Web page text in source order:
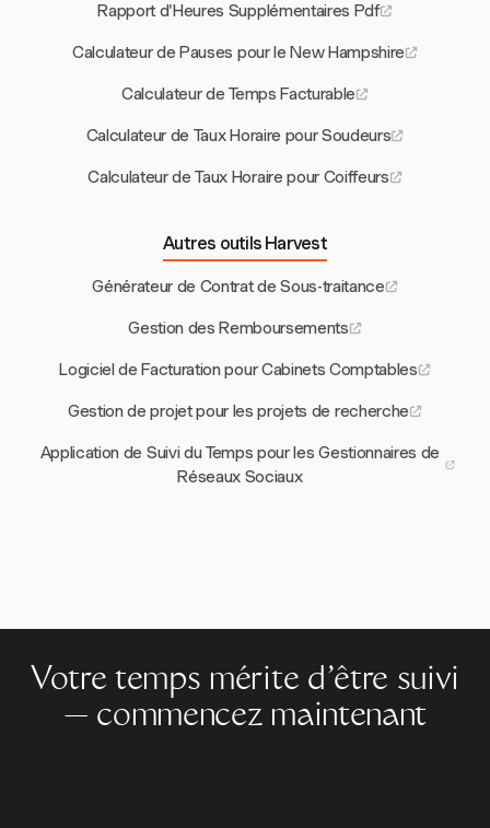
Rapport d'Heures Supplémentaires Pdf
Calculateur de Pauses pour le New Hampshire
Calculateur de Temps Facturable
Calculateur de Taux Horaire pour Soudeurs
Calculateur de Taux Horaire pour Coiffeurs
Autres outils Harvest
Générateur de Contrat de Sous-traitance
Gestion des Remboursements
Logiciel de Facturation pour Cabinets Comptables
Gestion de projet pour les projets de recherche
Application de Suivi du Temps pour les Gestionnaires de
Réseaux Sociaux
Votre temps mérite d'être suivi
— commencez maintenant